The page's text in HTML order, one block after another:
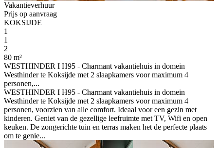
Vakantieverhuur
Prijs op aanvraag
KOKSIJDE
1
1
2
80 m²
WESTHINDER I H95 - Charmant vakantiehuis in domein
Westhinder te Koksijde met 2 slaapkamers voor maximum 4
personen,...
WESTHINDER I H95 - Charmant vakantiehuis in domein
Westhinder te Koksijde met 2 slaapkamers voor maximum 4
personen, voorzien van alle comfort. Ideaal voor een gezin met
kinderen. Geniet van de gezellige leefruimte met TV, Wifi en open
keuken. De zongerichte tuin en terras maken het de perfecte plaats
om te genie...